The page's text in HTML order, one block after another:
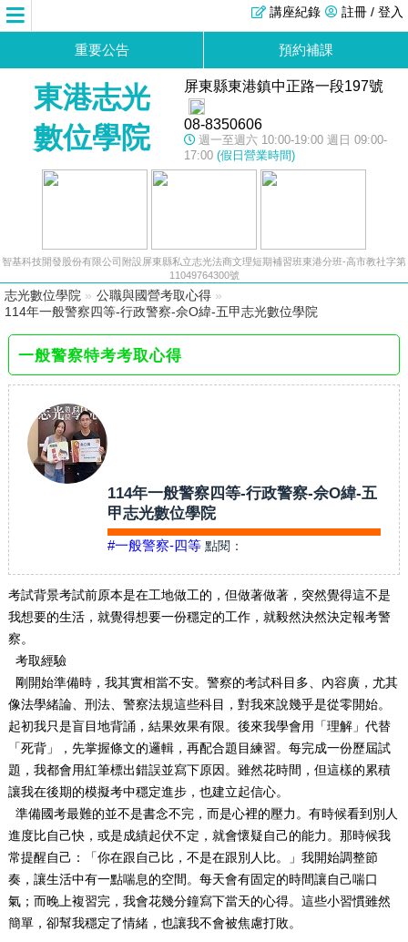
註冊 / 登入
講座紀錄
重要公告 預約補課
東港志光
數位學院
屏東縣東港鎮中正路一段197號
08-8350606
週一至週六 10:00-19:00 週日 09:00-
17:00 (假日營業時間)
智基科技開發股份有限公司附設屏東縣私立志光法商文理短期補習班東港分班-高市教社字第
11049764300號
志光數位學院 » 公職與國營考取心得 »
114年一般警察四等-行政警察-佘O緯-五甲志光數位學院
一般警察特考考取心得
114年一般警察四等-行政警察-佘O緯-五
甲志光數位學院
#一般警察-四等 點閱：
考試背景考試前原本是在工地做工的，但做著做著，突然覺得這不是
我想要的生活，就覺得想要一份穩定的工作，就毅然決然決定報考警
察。
考取經驗
剛開始準備時，我其實相當不安。警察的考試科目多、內容廣，尤其
像法學緒論、刑法、警察法規這些科目，對我來說幾乎是從零開始。
起初我只是盲目地背誦，結果效果有限。後來我學會用「理解」代替
「死背」，先掌握條文的邏輯，再配合題目練習。每完成一份歷屆試
題，我都會用紅筆標出錯誤並寫下原因。雖然花時間，但這樣的累積
讓我在後期的模擬考中穩定進步，也建立起信心。
準備國考最難的並不是書念不完，而是心裡的壓力。有時候看到別人
進度比自己快，或是成績起伏不定，就會懷疑自己的能力。那時候我
常提醒自己：「你在跟自己比，不是在跟別人比。」我開始調整節
奏，讓生活中有一點喘息的空間。每天會有固定的時間讓自己喘口
氣；而晚上複習完，我會花幾分鐘寫下當天的心得。這些小習慣雖然
簡單，卻幫我穩定了情緒，也讓我不會被焦慮打敗。